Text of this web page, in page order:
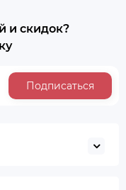
и скидок?
Подписаться